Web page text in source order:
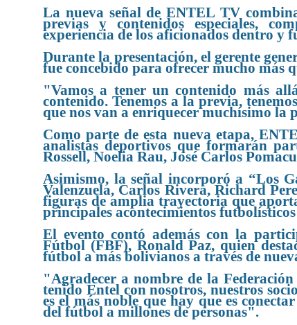
La nueva señal de ENTEL TV
previas y contenidos especiales,
experiencia de los aficionados dentro y
Durante la presentación, el gerente
fue concebido para ofrecer mucho más
"Vamos a tener un contenido más
contenido. Tenemos a la previa,
que nos van a enriquecer muchísimo
Como parte de esta nueva etapa,
analistas deportivos que formarán
Rossell, Noelia Rau, José Carlos
Asimismo, la señal incorporó a “Los
Valenzuela, Carlos Rivera, Richard
figuras de amplia trayectoria que
principales acontecimientos
El evento contó además con la
Fútbol (FBF), Ronald Paz, quien
fútbol a más bolivianos a través de
"Agradecer a nombre de la
tenido Entel con nosotros, nuestros
es el más noble que hay que es
del fútbol a millones de personas".